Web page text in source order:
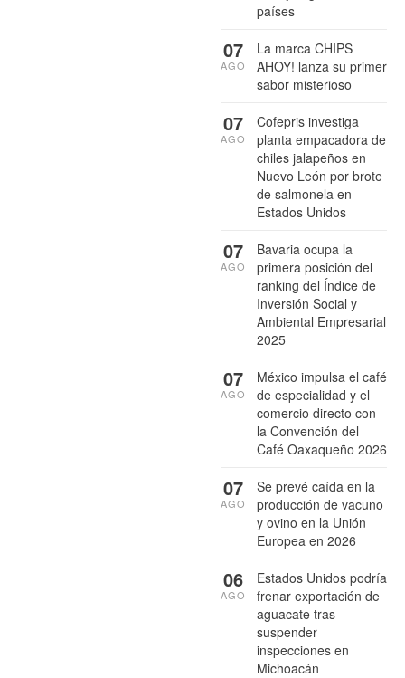
países
La marca CHIPS
AHOY! lanza su primer
sabor misterioso
07
AGO
Cofepris investiga
planta empacadora de
chiles jalapeños en
Nuevo León por brote
de salmonela en
Estados Unidos
07
AGO
Bavaria ocupa la
primera posición del
ranking del Índice de
Inversión Social y
Ambiental Empresarial
2025
07
AGO
México impulsa el café
de especialidad y el
comercio directo con
la Convención del
Café Oaxaqueño 2026
07
AGO
Se prevé caída en la
producción de vacuno
y ovino en la Unión
Europea en 2026
07
AGO
Estados Unidos podría
frenar exportación de
aguacate tras
suspender
inspecciones en
Michoacán
06
AGO